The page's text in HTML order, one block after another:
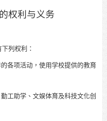
权利与义务
列权利：
项活动，使用学校提供的教育
工助学、文娱体育及科技文化创